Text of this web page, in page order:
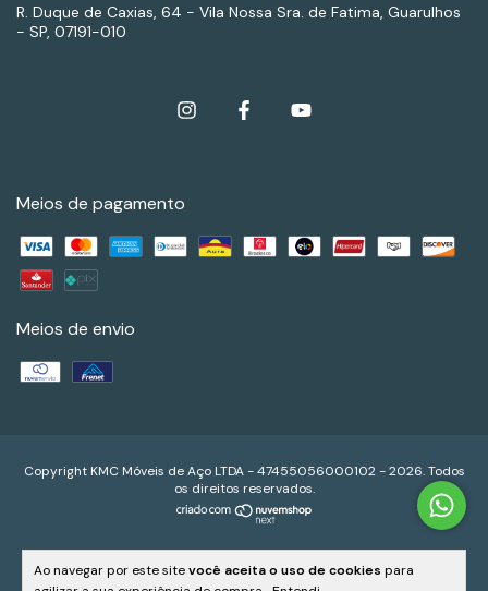
Ao navegar por este sitevocê aceita o uso de cookies para
R. Duque de Caxias, 64 - Vila Nossa Sra. de Fatima, Guarulhos
- SP, 07191-010
Meios de pagamento
Meios de envio
Copyright KMC Móveis de Aço LTDA - 47455056000102 - 2026. Todos
os direitos reservados.